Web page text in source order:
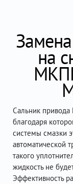
на
Сальник
благодаря
системы смазки
автоматической
такого
жидкость не
Эффективность